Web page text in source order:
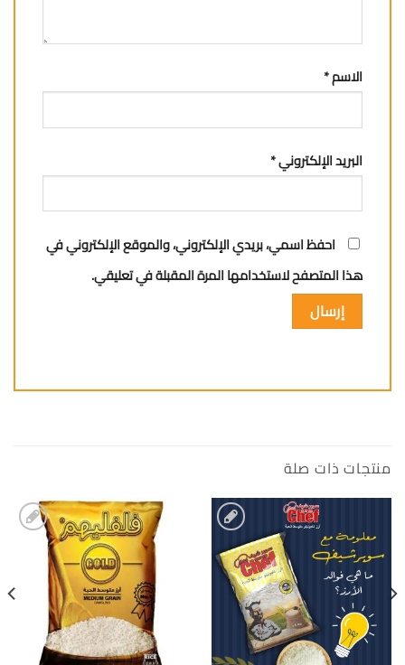
الاسم*
البريد الإلكتروني*
احفظ اسمي، بريدي الإلكتروني، والموقع الإلكتروني في
هذا المتصفح لاستخدامها المرة المقبلة في تعليقي.
منتجات ذات صلة
إضافة
الى
المفضلة